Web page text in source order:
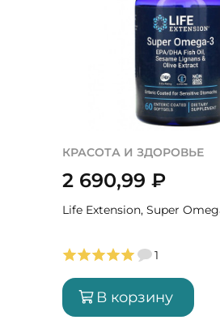
КРАСОТА И ЗДОРОВЬЕ
2 690,99 ₽
Life Extension, Super
1
В корзину